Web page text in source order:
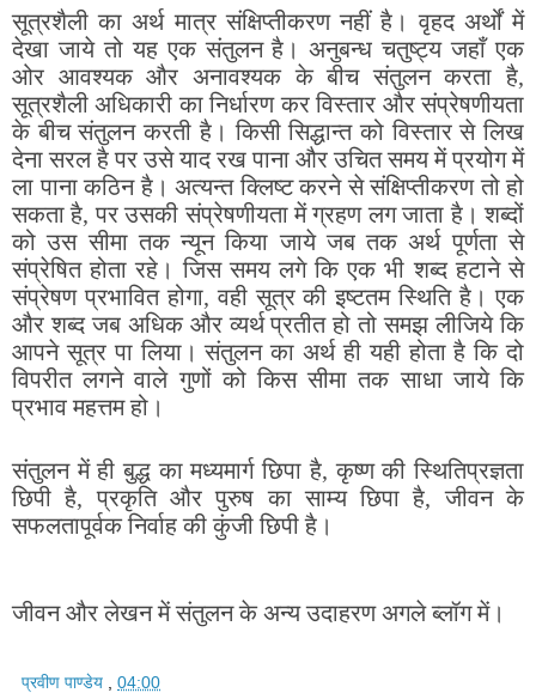
सूत्रशैली का अर्थ मात्र संक्षिप्तीकरण नहीं है। वृहद अर्थों में
देखा जाये तो यह एक संतुलन है। अनुबन्ध चतुष्ट्य जहाँ एक
ओर आवश्यक और अनावश्यक के बीच संतुलन करता है,
सूत्रशैली अधिकारी का निर्धारण कर विस्तार और संप्रेषणीयता
के बीच संतुलन करती है। किसी सिद्धान्त को विस्तार से लिख
देना सरल है पर उसे याद रख पाना और उचित समय में प्रयोग में
ला पाना कठिन है। अत्यन्त क्लिष्ट करने से संक्षिप्तीकरण तो हो
सकता है, पर उसकी संप्रेषणीयता में ग्रहण लग जाता है। शब्दों
को उस सीमा तक न्यून किया जाये जब तक अर्थ पूर्णता से
संप्रेषित होता रहे। जिस समय लगे कि एक भी शब्द हटाने से
संप्रेषण प्रभावित होगा, वही सूत्र की इष्टतम स्थिति है। एक
और शब्द जब अधिक और व्यर्थ प्रतीत हो तो समझ लीजिये कि
आपने सूत्र पा लिया। संतुलन का अर्थ ही यही होता है कि दो
विपरीत लगने वाले गुणों को किस सीमा तक साधा जाये कि
प्रभाव महत्तम हो।
संतुलन में ही बुद्ध का मध्यमार्ग छिपा है, कृष्ण की स्थितिप्रज्ञता
छिपी है, प्रकृति और पुरुष का साम्य छिपा है, जीवन के
सफलतापूर्वक निर्वाह की कुंजी छिपी है।
जीवन और लेखन में संतुलन के अन्य उदाहरण अगले ब्लॉग में।
प्रवीण पाण्डेय 04:00